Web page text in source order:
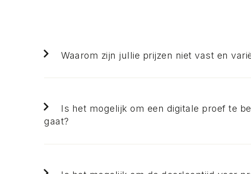
Waarom zijn jullie prijzen niet vast en
Is het mogelijk om een digitale proef te
gaat?